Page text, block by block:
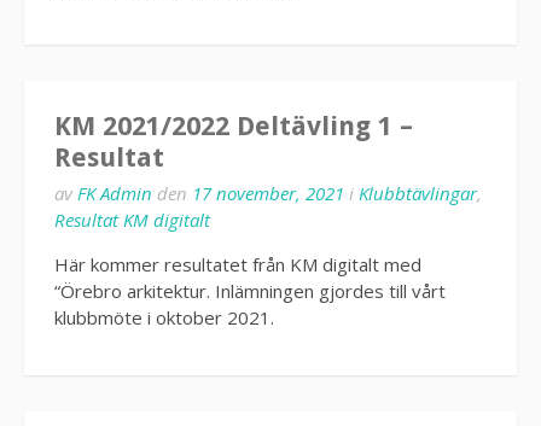
KM 2021/2022 Deltävling 1 –
Resultat
av FK Admin den 17 november, 2021 i Klubbtävlingar,
Resultat KM digitalt
Här kommer resultatet från KM digitalt med
“Örebro arkitektur. Inlämningen gjordes till vårt
klubbmöte i oktober 2021.